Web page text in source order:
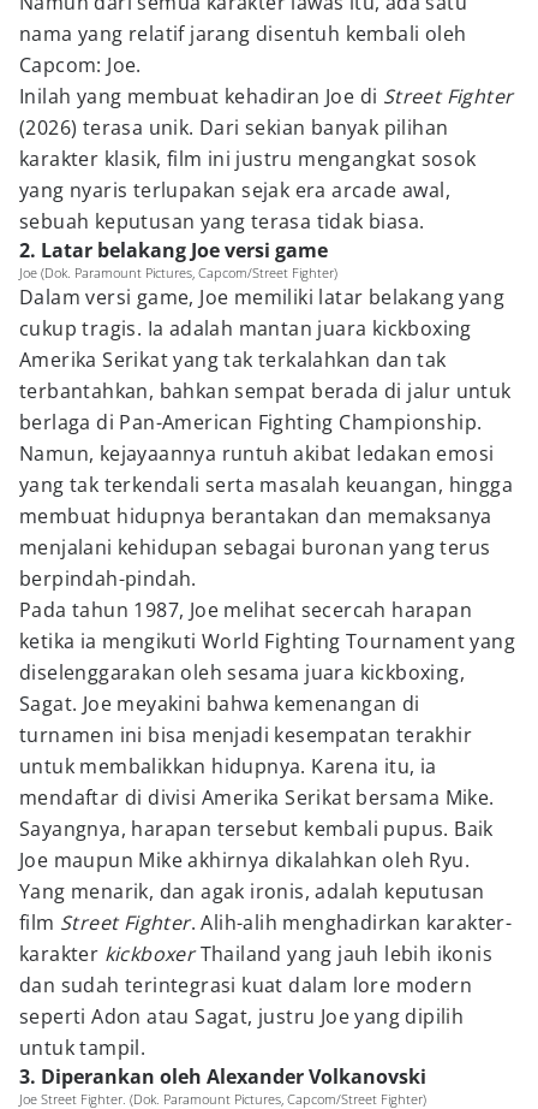
nama yang relatif jarang disentuh kembali oleh
Capcom: Joe.
Inilah yang membuat kehadiran Joe di Street Fighter
(2026) terasa unik. Dari sekian banyak pilihan
karakter klasik, film ini justru mengangkat sosok
yang nyaris terlupakan sejak era arcade awal,
sebuah keputusan yang terasa tidak biasa.
2. Latar belakang Joe versi game
Joe (Dok. Paramount Pictures, Capcom/Street Fighter)
Dalam versi game, Joe memiliki latar belakang yang
cukup tragis. Ia adalah mantan juara kickboxing
Amerika Serikat yang tak terkalahkan dan tak
terbantahkan, bahkan sempat berada di jalur untuk
berlaga di Pan-American Fighting Championship.
Namun, kejayaannya runtuh akibat ledakan emosi
yang tak terkendali serta masalah keuangan, hingga
membuat hidupnya berantakan dan memaksanya
menjalani kehidupan sebagai buronan yang terus
berpindah-pindah.
Pada tahun 1987, Joe melihat secercah harapan
ketika ia mengikuti World Fighting Tournament yang
diselenggarakan oleh sesama juara kickboxing,
Sagat. Joe meyakini bahwa kemenangan di
turnamen ini bisa menjadi kesempatan terakhir
untuk membalikkan hidupnya. Karena itu, ia
mendaftar di divisi Amerika Serikat bersama Mike.
Sayangnya, harapan tersebut kembali pupus. Baik
Joe maupun Mike akhirnya dikalahkan oleh Ryu.
Yang menarik, dan agak ironis, adalah keputusan
film Street Fighter. Alih-alih menghadirkan karakter-
karakter kickboxerThailand yang jauh lebih ikonis
dan sudah terintegrasi kuat dalam lore modern
seperti Adon atau Sagat, justru Joe yang dipilih
untuk tampil.
3. Diperankan oleh Alexander Volkanovski
Joe Street Fighter. (Dok. Paramount Pictures, Capcom/Street Fighter)